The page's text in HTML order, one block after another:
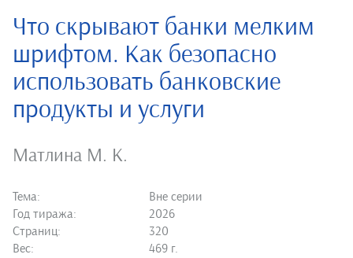
Что скрывают банки мелким
шрифтом. Как безопасно
использовать банковские
продукты и услуги
Матлина М. К.
Тема:
Вне серии
Год тиража:
2026
Страниц:
320
Вес:
469 г.